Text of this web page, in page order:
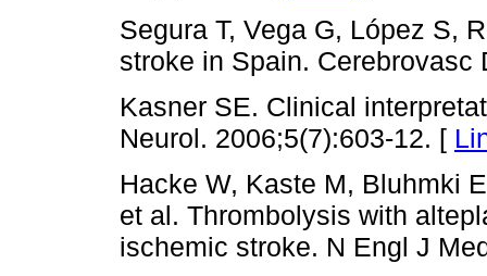
Segura T, Vega G, López S,
stroke in Spain.
Kasner SE. Clinical
Neurol. 2006;5(7):603-12. [
Hacke W, Kaste M, Bluhmki
et al. Thrombolysis with
ischemic stroke. N Engl J